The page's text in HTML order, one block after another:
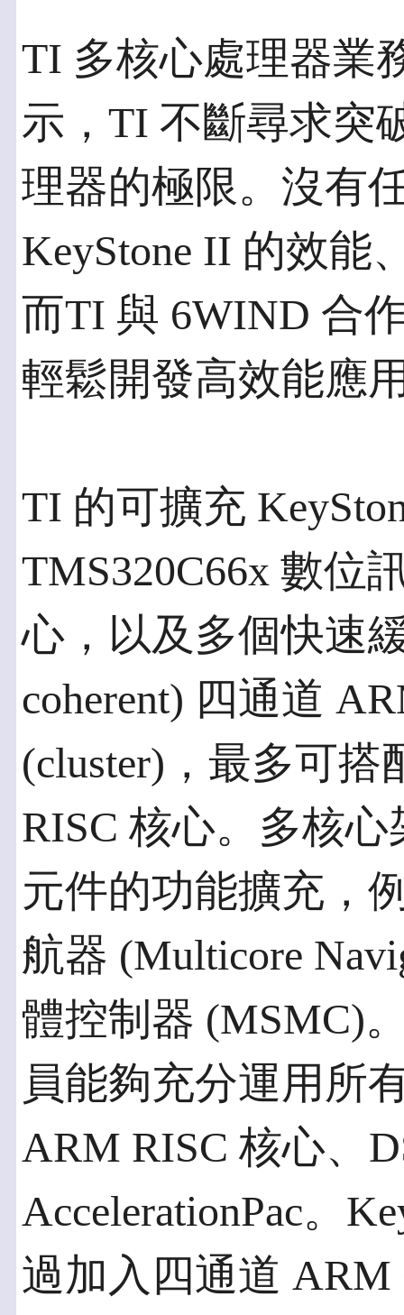
TI 多核心處理器業
示，TI 不斷尋求突
理器的極限。沒有
KeyStone II 的效能
而TI 與 6WIND 合
輕鬆開發高效能應
TI 的可擴充
TMS320C66x 數位
心，以及多個快速
coherent) 四通道
(cluster)，最多可搭
RISC 核心。多核
元件的功能擴充，
航器 (Multicore
體控制器 (MSMC)
員能夠充分運用所
ARM RISC 核心、
AccelerationPac。
過加入四通道 ARM